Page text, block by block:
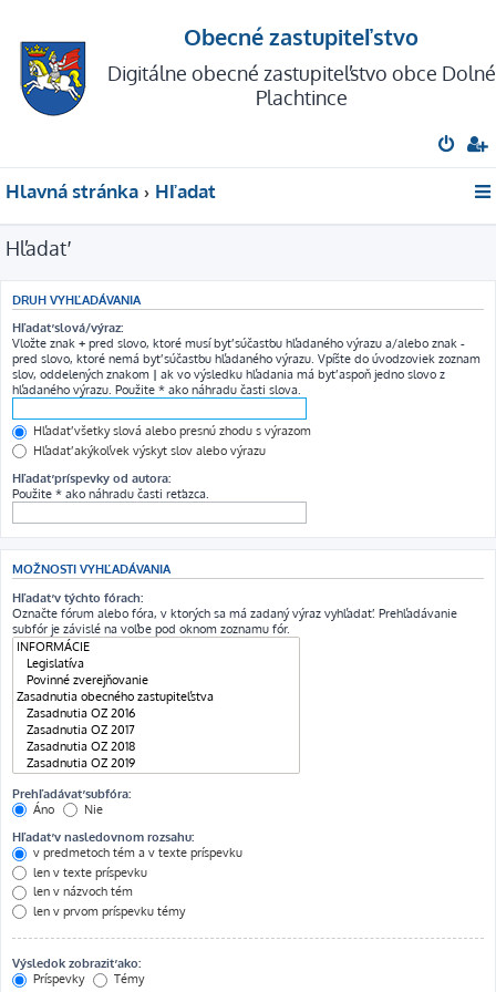
Obecné zastupiteľstvo
Digitálne obecné zastupiteľstvo obce Dolné
Plachtince
Hlavná stránka Hľadať
Hľadať
DRUH VYHĽADÁVANIA
Hľadať slová/výraz:
Vložte znak + pred slovo, ktoré musí byť súčasťou hľadaného výrazu a/alebo znak -
pred slovo, ktoré nemá byť súčasťou hľadaného výrazu. Vpíšte do úvodzoviek zoznam
slov, oddelených znakom | ak vo výsledku hľadania má byť aspoň jedno slovo z
hľadaného výrazu. Použite * ako náhradu časti slova.
Hľadať všetky slová alebo presnú zhodu s výrazom
Hľadať akýkoľvek výskyt slov alebo výrazu
Hľadať príspevky od autora:
Použite * ako náhradu časti reťazca.
MOŽNOSTI VYHĽADÁVANIA
Hľadať v týchto fórach:
Označte fórum alebo fóra, v ktorých sa má zadaný výraz vyhľadať. Prehľadávanie
subfór je závislé na voľbe pod oknom zoznamu fór.
Prehľadávať subfóra:
Áno
Nie
Hľadať v nasledovnom rozsahu:
v predmetoch tém a v texte príspevku
len v texte príspevku
len v názvoch tém
len v prvom príspevku témy
Výsledok zobraziť ako:
Príspevky
Témy